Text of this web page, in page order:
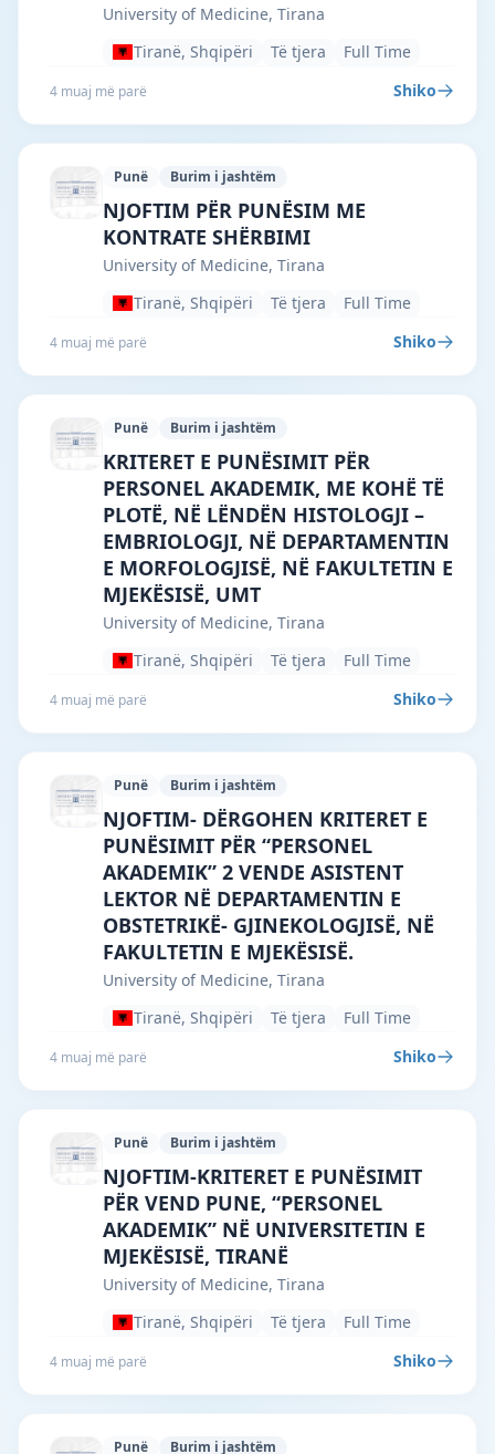
University of Medicine, Tirana
Tiranë, Shqipëri
Të tjera Full Time
4 muaj më parë Shiko
Punë Burim i jashtëm
University of Medicine, Tirana · Tiranë
NJOFTIM PËR PUNËSIM ME
KONTRATE SHËRBIMI
University of Medicine, Tirana
Tiranë, Shqipëri
Të tjera Full Time
4 muaj më parë Shiko
Punë Burim i jashtëm
University of Medicine, Tirana · Tiranë
KRITERET E PUNËSIMIT PËR
PERSONEL AKADEMIK, ME KOHË TË
PLOTË, NË LËNDËN HISTOLOGJI –
EMBRIOLOGJI, NË DEPARTAMENTIN
E MORFOLOGJISË, NË FAKULTETIN E
MJEKËSISË, UMT
University of Medicine, Tirana
Tiranë, Shqipëri
Të tjera Full Time
4 muaj më parë Shiko
Punë Burim i jashtëm
University of Medicine, Tirana · Tiranë
NJOFTIM- DËRGOHEN KRITERET E
PUNËSIMIT PËR “PERSONEL
AKADEMIK” 2 VENDE ASISTENT
LEKTOR NË DEPARTAMENTIN E
OBSTETRIKË- GJINEKOLOGJISË, NË
FAKULTETIN E MJEKËSISË.
University of Medicine, Tirana
Tiranë, Shqipëri
Të tjera Full Time
4 muaj më parë Shiko
Punë Burim i jashtëm
University of Medicine, Tirana · Tiranë
NJOFTIM-KRITERET E PUNËSIMIT
PËR VEND PUNE, “PERSONEL
AKADEMIK” NË UNIVERSITETIN E
MJEKËSISË, TIRANË
University of Medicine, Tirana
Tiranë, Shqipëri
Të tjera Full Time
4 muaj më parë Shiko
Punë Burim i jashtëm